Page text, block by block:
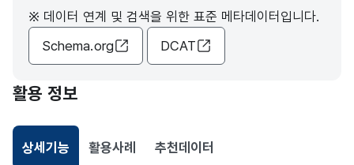
※ 데이터 연계 및 검색을 위한 표준 메타데이터입니다.
Schema.org
DCAT
활용 정보
상세기능
선택됨
활용사례 추천데이터